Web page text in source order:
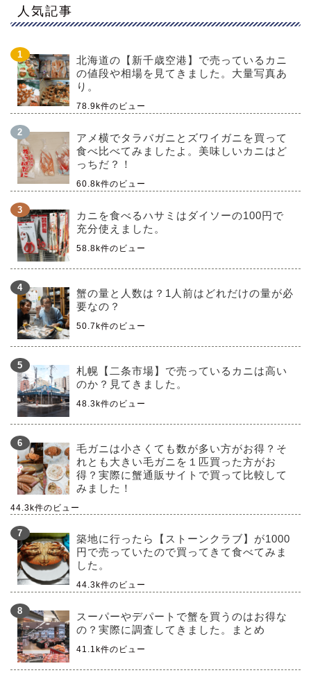
人気記事
北海道の【新千歳空港】で売っているカニ
の値段や相場を見てきました。大量写真あ
り。
78.9k件のビュー
アメ横でタラバガニとズワイガニを買って
食べ比べてみましたよ。美味しいカニはど
っちだ？！
60.8k件のビュー
カニを食べるハサミはダイソーの100円で
充分使えました。
58.8k件のビュー
蟹の量と人数は？1人前はどれだけの量が必
要なの？
50.7k件のビュー
札幌【二条市場】で売っているカニは高い
のか？見てきました。
48.3k件のビュー
毛ガニは小さくても数が多い方がお得？そ
れとも大きい毛ガニを１匹買った方がお
得？実際に蟹通販サイトで買って比較して
みました！
44.3k件のビュー
築地に行ったら【ストーンクラブ】が1000
円で売っていたので買ってきて食べてみま
した。
44.3k件のビュー
スーパーやデパートで蟹を買うのはお得な
の？実際に調査してきました。まとめ
41.1k件のビュー